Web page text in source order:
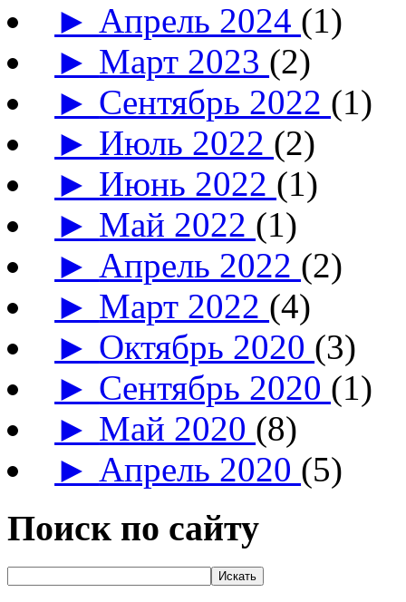
► Апрель 2024 (1)
► Март 2023 (2)
► Сентябрь 2022 (1)
► Июль 2022 (2)
► Июнь 2022 (1)
► Май 2022 (1)
► Апрель 2022 (2)
► Март 2022 (4)
► Октябрь 2020 (3)
► Сентябрь 2020 (1)
► Май 2020 (8)
► Апрель 2020 (5)
Поиск по сайту